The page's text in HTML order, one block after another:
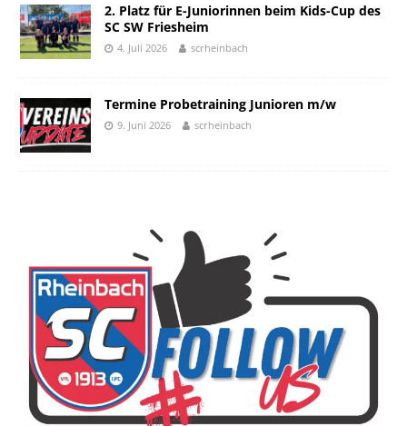
2. Platz für E-Juniorinnen beim Kids-Cup des
SC SW Friesheim
4. Juli 2026 scrheinbach
Termine Probetraining Junioren m/w
9. Juni 2026 scrheinbach